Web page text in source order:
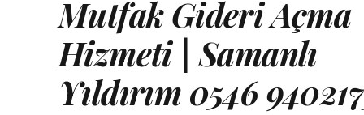
Mutfak Gideri Açma
Hizmeti | Samanlı
Yıldırım 0546